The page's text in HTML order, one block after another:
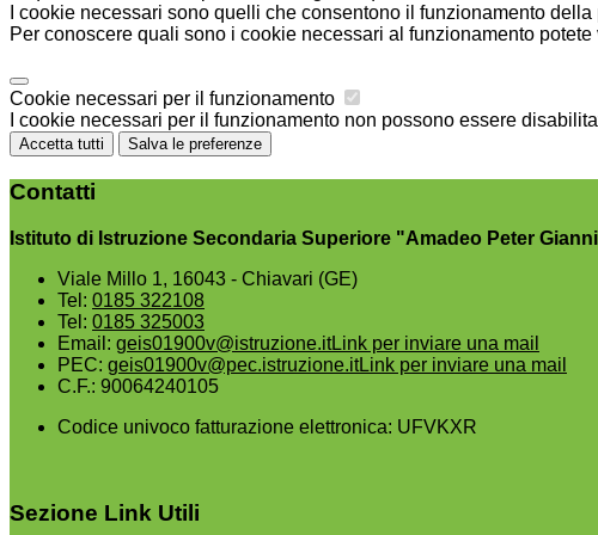
I cookie necessari sono quelli che consentono il funzionamento
Per conoscere quali sono i cookie necessari al funzionamento potete
Cookie necessari per il funzionamento
I cookie necessari per il funzionamento non possono essere
Accetta tutti Salva le preferenze
Contatti
Istituto di Istruzione Secondaria Superiore "Amadeo Peter
Viale Millo 1, 16043 - Chiavari (GE)
Tel: 0185 322108
Tel: 0185 325003
Email: geis01900v@istruzione.itLink per inviare una mail
PEC: geis01900v@pec.istruzione.itLink per inviare una mail
C.F.: 90064240105
Codice univoco fatturazione elettronica: UFVKXR
Sezione Link Utili